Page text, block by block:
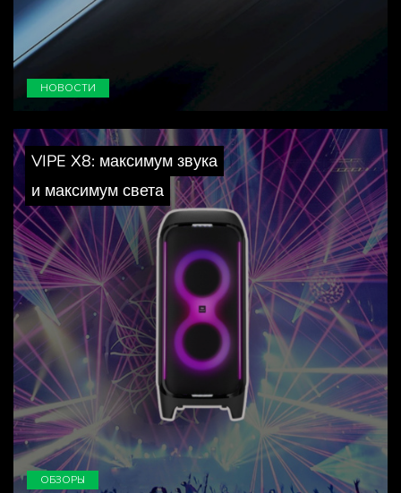
НОВОСТИ
VIPE X8: максимум звука
и максимум света
ОБЗОРЫ